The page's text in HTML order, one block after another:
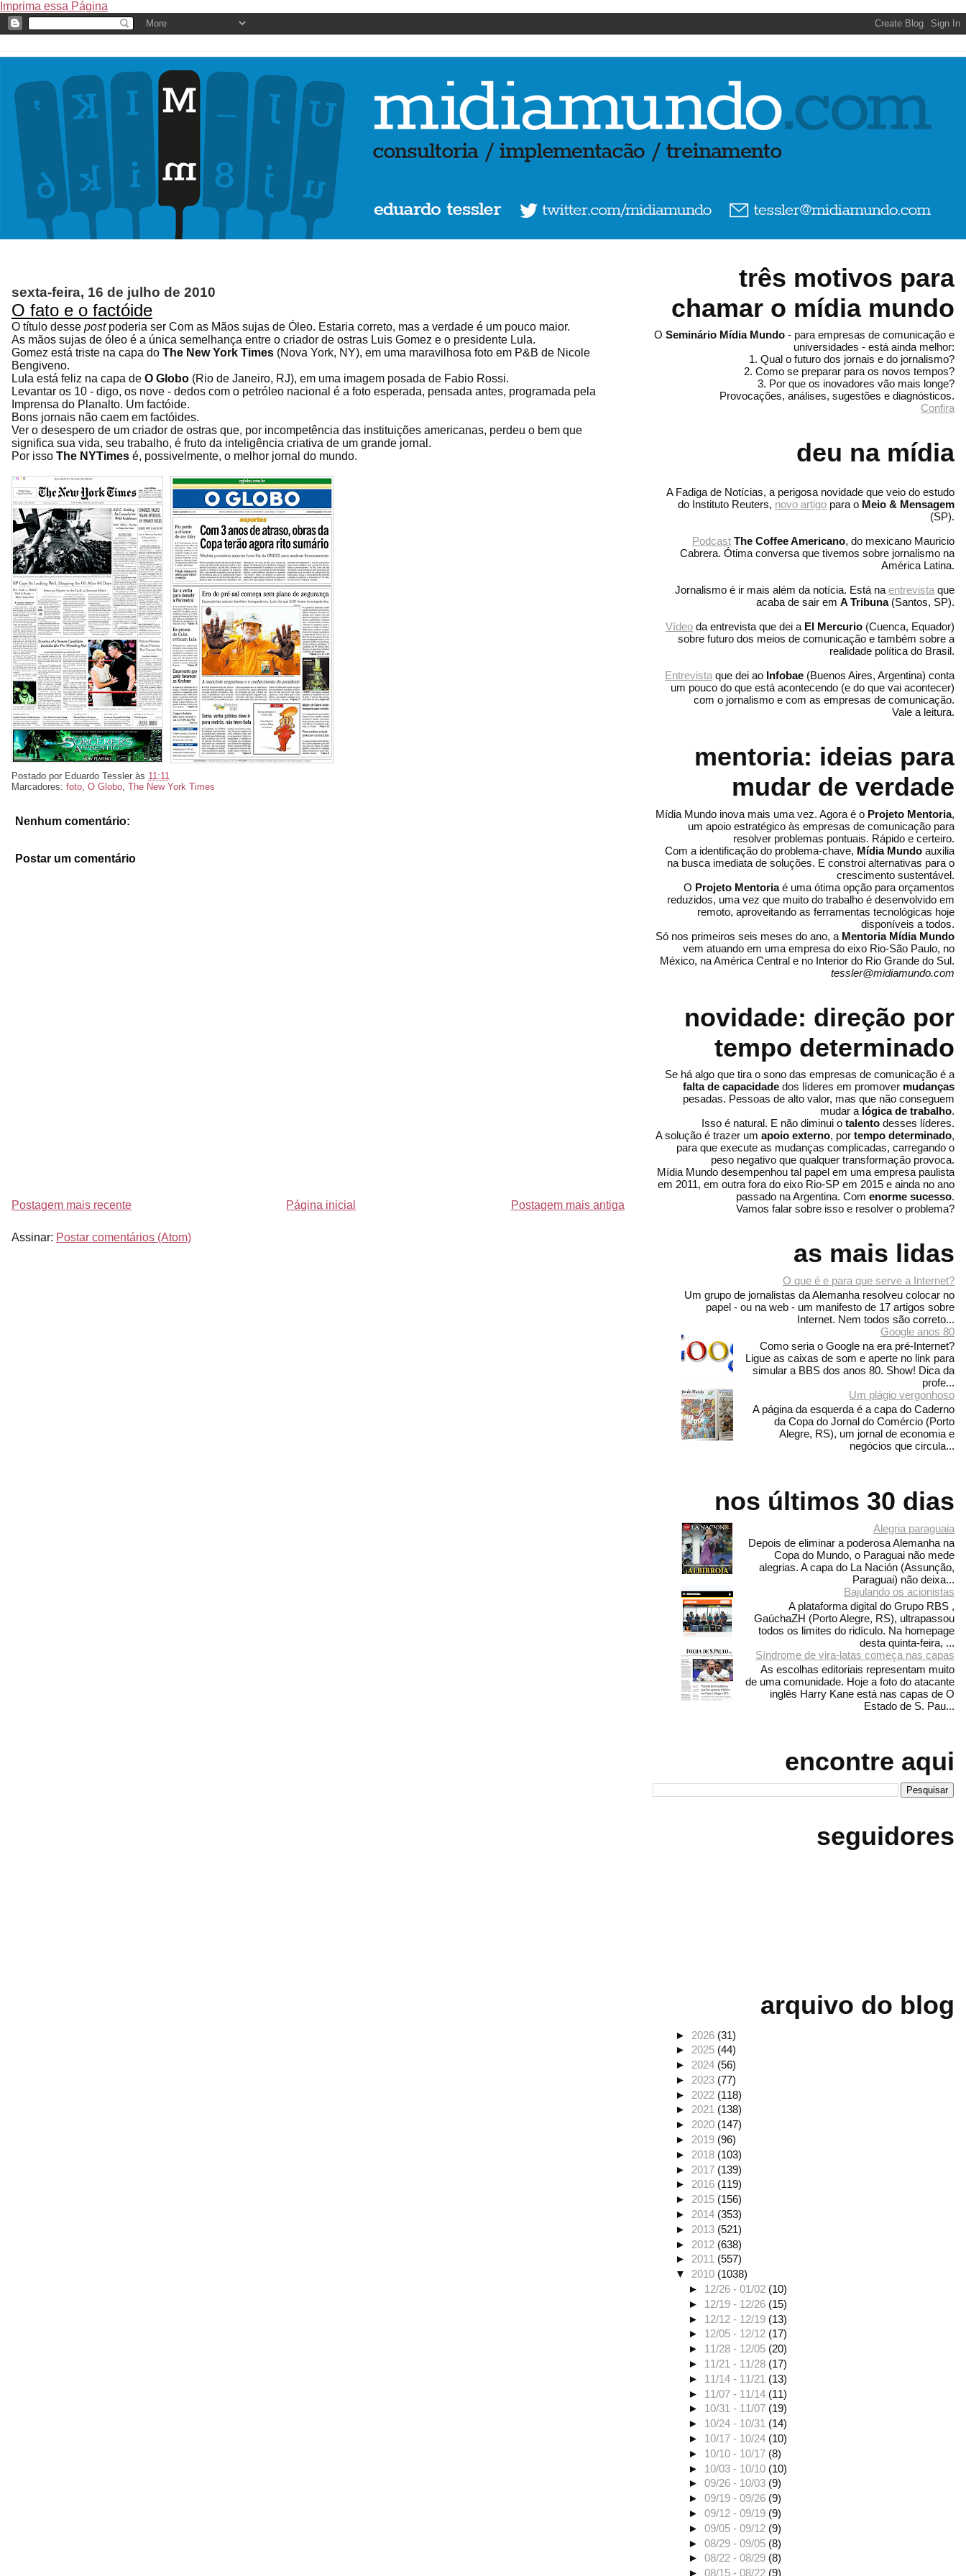
Imprima essa Página
sexta-feira, 16 de julho de 2010
O fato e o factóide
O título desse postpoderia ser Com as Mãos sujas de Óleo. Estaria correto, mas a verdade é um pouco maior.
As mãos sujas de óleo é a única semelhança entre o criador de ostras Luis Gomez e o presidente Lula.
Gomez está triste na capa do The New York Times (Nova York, NY), em uma maravilhosa foto em P&B de Nicole
Bengiveno.
Lula está feliz na capa de O Globo (Rio de Janeiro, RJ), em uma imagem posada de Fabio Rossi.
Levantar os 10 - digo, os nove - dedos com o petróleo nacional é a foto esperada, pensada antes, programada pela
Imprensa do Planalto. Um factóide.
Bons jornais não caem em factóides.
Ver o desespero de um criador de ostras que, por incompetência das instituições americanas, perdeu o bem que
significa sua vida, seu trabalho, é fruto da inteligência criativa de um grande jornal.
Por isso The NYTimes é, possivelmente, o melhor jornal do mundo.
Postado por Eduardo Tessler às 11:11
Marcadores: foto O Globo The New York Times
Nenhum comentário:
Postar um comentário
Postagem mais recente Postagem mais antiga
Página inicial
Assinar: Postar comentários (Atom)
três motivos para
chamar o mídia mundo
O Seminário Mídia Mundo - para empresas de comunicação e
universidades - está ainda melhor:
1. Qual o futuro dos jornais e do jornalismo?
2. Como se preparar para os novos tempos?
3. Por que os inovadores vão mais longe?
Provocações, análises, sugestões e diagnósticos.
Confira
deu na mídia
A Fadiga de Notícias, a perigosa novidade que veio do estudo
do Instituto Reuters, novo artigo para o Meio & Mensagem
(SP).
Podcast The Coffee Americano, do mexicano Mauricio
Cabrera. Ótima conversa que tivemos sobre jornalismo na
América Latina.
Jornalismo é ir mais além da notícia. Está na entrevista que
acaba de sair em A Tribuna(Santos, SP).
Vídeo da entrevista que dei a El Mercurio (Cuenca, Equador)
sobre futuro dos meios de comunicação e também sobre a
realidade política do Brasil.
Entrevista que dei ao Infobae (Buenos Aires, Argentina) conta
um pouco do que está acontecendo (e do que vai acontecer)
com o jornalismo e com as empresas de comunicação.
Vale a leitura.
mentoria: ideias para
mudar de verdade
Mídia Mundo inova mais uma vez. Agora é o Projeto Mentoria,
um apoio estratégico às empresas de comunicação para
resolver problemas pontuais. Rápido e certeiro.
Com a identificação do problema-chave, Mídia Mundo auxilia
na busca imediata de soluções. E constroi alternativas para o
crescimento sustentável.
O Projeto Mentoriaé uma ótima opção para orçamentos
reduzidos, uma vez que muito do trabalho é desenvolvido em
remoto, aproveitando as ferramentas tecnológicas hoje
disponíveis a todos.
Só nos primeiros seis meses do ano, a Mentoria Mídia Mundo
vem atuando em uma empresa do eixo Rio-São Paulo, no
México, na América Central e no Interior do Rio Grande do Sul.
tessler@midiamundo.com
novidade: direção por
tempo determinado
Se há algo que tira o sono das empresas de comunicação é a
falta de capacidade dos líderes em promover mudanças
pesadas. Pessoas de alto valor, mas que não conseguem
mudar a lógica de trabalho.
Isso é natural. E não diminui o talento desses líderes.
A solução é trazer um apoio externo, por tempo determinado,
para que execute as mudanças complicadas, carregando o
peso negativo que qualquer transformação provoca.
Mídia Mundo desempenhou tal papel em uma empresa paulista
em 2011, em outra fora do eixo Rio-SP em 2015 e ainda no ano
passado na Argentina. Com enorme sucesso.
Vamos falar sobre isso e resolver o problema?
as mais lidas
O que é e para que serve a Internet?
Um grupo de jornalistas da Alemanha resolveu colocar no
papel - ou na web - um manifesto de 17 artigos sobre
Internet. Nem todos são correto...
Google anos 80
Como seria o Google na era pré-Internet?
Ligue as caixas de som e aperte no link para
simular a BBS dos anos 80. Show! Dica da
profe...
Um plágio vergonhoso
A página da esquerda é a capa do Caderno
da Copa do Jornal do Comércio (Porto
Alegre, RS), um jornal de economia e
negócios que circula...
nos últimos 30 dias
Alegria paraguaia
Depois de eliminar a poderosa Alemanha na
Copa do Mundo, o Paraguai não mede
alegrias. A capa do La Nación (Assunção,
Paraguai) não deixa...
Bajulando os acionistas
A plataforma digital do Grupo RBS ,
GaúchaZH (Porto Alegre, RS), ultrapassou
todos os limites do ridículo. Na homepage
desta quinta-feira, ...
Síndrome de vira-latas começa nas capas
As escolhas editoriais representam muito
de uma comunidade. Hoje a foto do atacante
inglês Harry Kane está nas capas de O
Estado de S. Pau...
encontre aqui
seguidores
arquivo do blog
► 2026 (31)
► 2025 (44)
► 2024 (56)
► 2023 (77)
► 2022 (118)
►2021 (138)
► 2020 (147)
► 2019 (96)
► 2018 (103)
► 2017 (139)
►2016 (119)
► 2015 (156)
► 2014 (353)
► 2013 (521)
► 2012 (638)
►2011 (557)
▼ 2010 (1038)
► 12/26 - 01/02 (10)
► 12/19 - 12/26 (15)
► 12/12 - 12/19 (13)
► 12/05 - 12/12 (17)
► 11/28 - 12/05 (20)
► 11/21 - 11/28 (17)
► 11/14 - 11/21 (13)
► 11/07 - 11/14 (11)
► 10/31 - 11/07 (19)
► 10/24 - 10/31 (14)
► 10/17 - 10/24 (10)
► 10/10 - 10/17 (8)
► 10/03 - 10/10 (10)
►09/26 - 10/03 (9)
►09/19 - 09/26 (9)
►09/12 - 09/19 (9)
►09/05 - 09/12 (9)
►08/29 - 09/05 (8)
►08/22 - 08/29 (8)
►08/15 - 08/22 (9)